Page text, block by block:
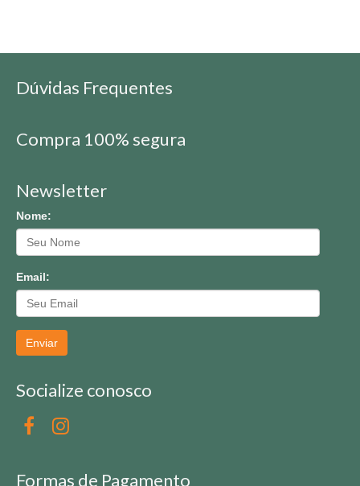
Dúvidas Frequentes
Compra 100% segura
Newsletter
Nome:
Email:
Enviar
Socialize conosco
Formas de Pagamento